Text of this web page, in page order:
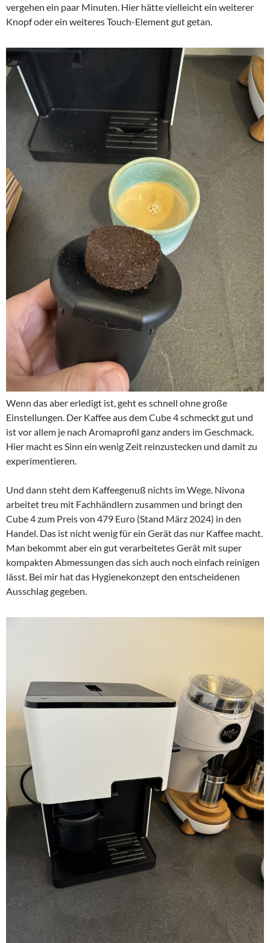
vergehen ein paar Minuten. Hier hätte vielleicht ein weiterer
Knopf oder ein weiteres Touch-Element gut getan.
Wenn das aber erledigt ist, geht es schnell ohne große
Einstellungen. Der Kaffee aus dem Cube 4 schmeckt gut und
ist vor allem je nach Aromaprofil ganz anders im Geschmack.
Hier macht es Sinn ein wenig Zeit reinzustecken und damit zu
experimentieren.
Und dann steht dem Kaffeegenuß nichts im Wege. Nivona
arbeitet treu mit Fachhändlern zusammen und bringt den
Cube 4 zum Preis von 479 Euro (Stand März 2024) in den
Handel. Das ist nicht wenig für ein Gerät das nur Kaffee macht.
Man bekommt aber ein gut verarbeitetes Gerät mit super
kompakten Abmessungen das sich auch noch einfach reinigen
lässt. Bei mir hat das Hygienekonzept den entscheidenen
Ausschlag gegeben.